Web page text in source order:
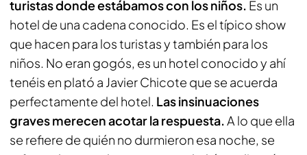
turistas donde estábamos con los niños. Es un
hotel de una cadena conocido. Es el típico show
que hacen para los turistas y también para los
niños. No eran gogós, es un hotel conocido y ahí
tenéis en plató a Javier Chicote que se acuerda
perfectamente del hotel. Las insinuaciones
graves merecen acotar la respuesta.A lo que ella
se refiere de quién no durmieron esa noche, se